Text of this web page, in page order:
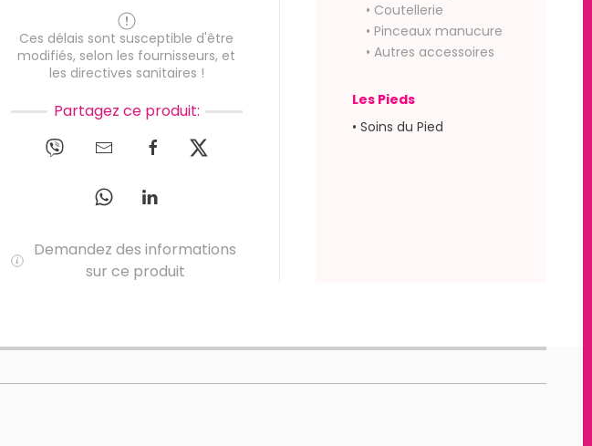
Ces délais sont susceptible d'être
modifiés, selon les fournisseurs, et
les directives sanitaires !
Partagez ce produit:
Demandez des informations
sur ce produit
• Coutellerie
• Pinceaux manucure
• Autres accessoires
Les Pieds
• Soins du Pied